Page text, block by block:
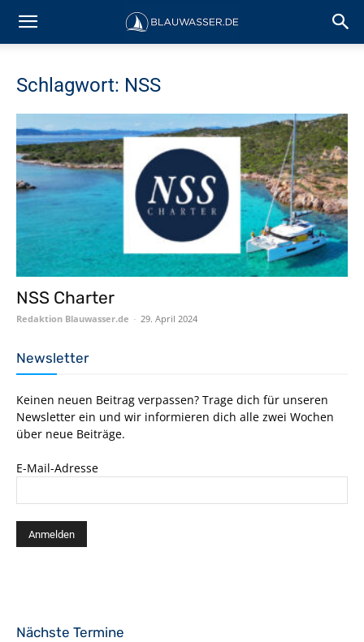
Schlagwort: NSS
NSS Charter
Redaktion Blauwasser.de - 29. April 2024
Newsletter
Keinen neuen Beitrag verpassen? Trage dich für unseren
Newsletter ein und wir informieren dich alle zwei Wochen
über neue Beiträge.
E-Mail-Adresse
Nächste Termine